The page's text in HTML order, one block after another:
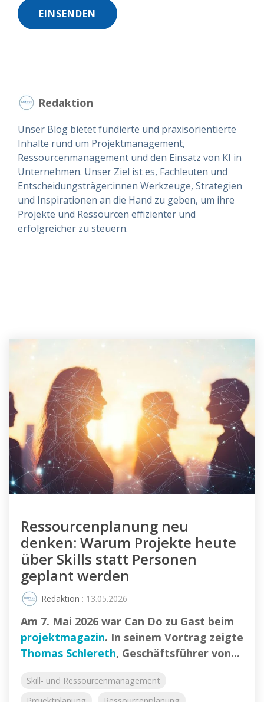
Redaktion
Unser Blog bietet fundierte und praxisorientierte
Inhalte rund um Projektmanagement,
Ressourcenmanagement und den Einsatz von KI in
Unternehmen. Unser Ziel ist es, Fachleuten und
Entscheidungsträger:innen Werkzeuge, Strategien
und Inspirationen an die Hand zu geben, um ihre
Projekte und Ressourcen effizienter und
erfolgreicher zu steuern.
Ressourcenplanung neu
denken: Warum Projekte heute
über Skills statt Personen
geplant werden
Redaktion : 13.05.2026
Am 7. Mai 2026 war Can Do zu Gast beim
projektmagazin. In seinem Vortrag zeigte
Thomas Schlereth, Geschäftsführer von...
Skill- und Ressourcenmanagement